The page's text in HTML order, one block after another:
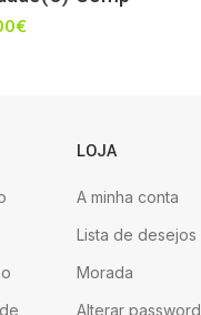
€
LOJA
A minha conta
Lista de desejos
Morada
Alterar password